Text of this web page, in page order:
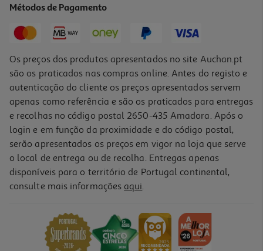
2,20 € PVP de editor
-10%
Livro Esta Árvore É Minha! De Elisabeth Longridge
PVP de editor
14,36 €
Métodos de Pagamento
Os preços dos produtos apresentados no site Auchan.pt
são os praticados nas compras online. Antes do registo e
autenticação do cliente os preços apresentados servem
apenas como referência e são os praticados para entregas
e recolhas no código postal 2650-435 Amadora. Após o
login e em função da proximidade e do código postal,
serão apresentados os preços em vigor na loja que serve
o local de entrega ou de recolha. Entregas apenas
disponíveis para o território de Portugal continental,
consulte mais informações aqui.